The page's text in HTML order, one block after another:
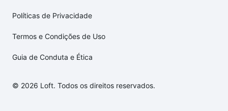
Políticas de Privacidade
Termos e Condições de Uso
Guia de Conduta e Ética
© 2026 Loft. Todos os direitos reservados.